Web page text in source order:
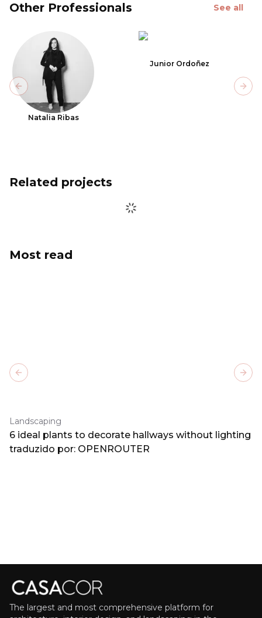
Other Professionals See all
Natalia Ribas
Junior Ordoñez
Previous slide
Related projects
Most read
Landscaping
6 ideal plants to decorate hallways without lighting
traduzido por: OPENROUTER
Previous slide
The largest and most comprehensive platform for